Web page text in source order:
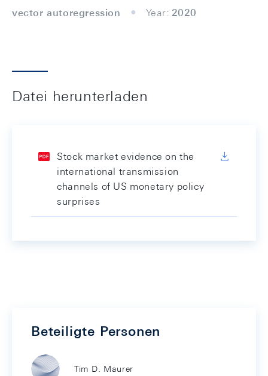
vector autoregression
Year: 2020
Datei herunterladen
Stock market evidence on the
international transmission
channels of US monetary policy
surprises
Beteiligte Personen
Tim D. Maurer